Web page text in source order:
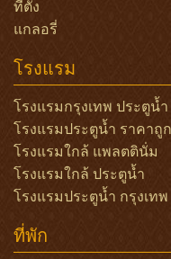
ที่ตั้ง
แกลอรี่
โรงแรม
โรงแรมกรุงเทพ ประตูน้ำ
โรงแรมประตูน้ำ ราคาถูก
โรงแรมใกล้ แพลตตินั่ม
โรงแรมใกล้ ประตูน้ำ
โรงแรมประตูน้ำ กรุงเทพ
ที่พัก